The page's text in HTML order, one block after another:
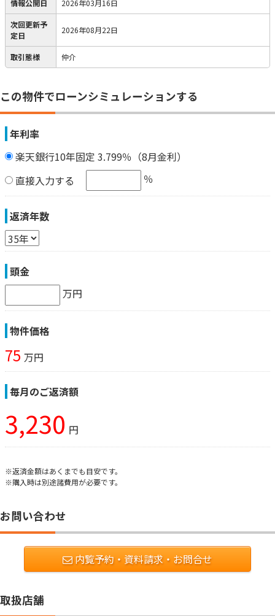
情報公開日 2026年03月16日
次回更新予
定日
2026年08月22日
取引態様 仲介
この物件でローンシミュレーションする
年利率
楽天銀行10年固定 3.799％（8月金利）
直接入力する
％
返済年数
頭金
万円
物件価格
75 万円
毎月のご返済額
3,230 円
※返済金額はあくまでも目安です。
※購入時は別途諸費用が必要です。
お問い合わせ
内覧予約・資料請求・お問合せ
取扱店舗